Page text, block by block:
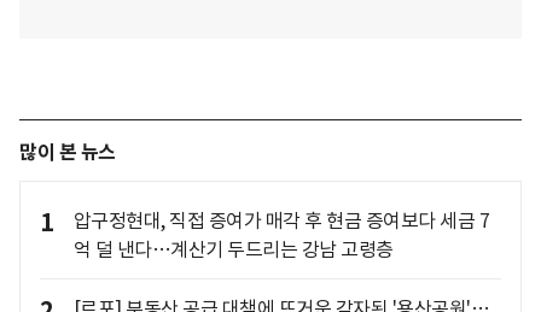
많이 본 뉴스
1
압구정현대, 직접 증여가 매각 후 현금 증여보다 세금 7
억 덜 낸다…계산기 두드리는 강남 고령층